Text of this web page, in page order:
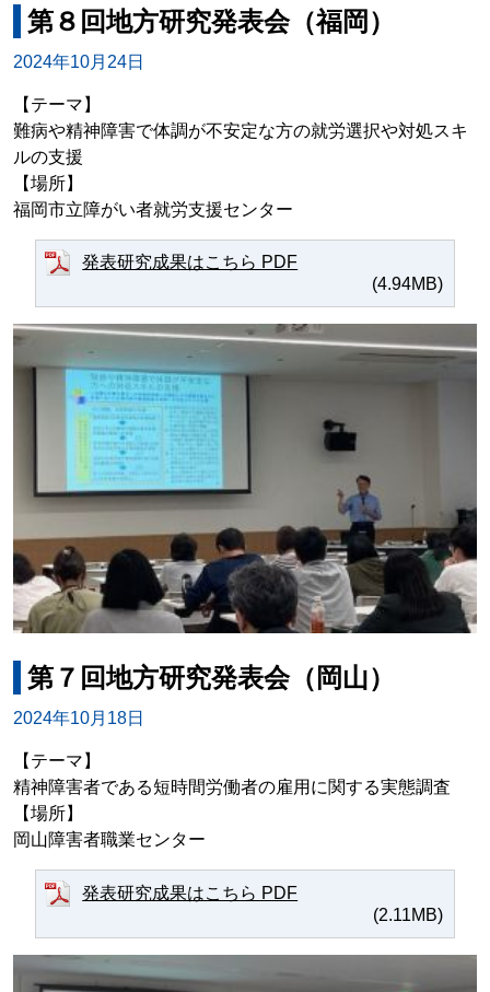
第８回地方研究発表会（福岡）
2024年10月24日
【テーマ】
難病や精神障害で体調が不安定な方の就労選択や対処スキ
ルの支援
【場所】
福岡市立障がい者就労支援センター
発表研究成果はこちら PDF
(4.94MB)
第７回地方研究発表会（岡山）
2024年10月18日
【テーマ】
精神障害者である短時間労働者の雇用に関する実態調査
【場所】
岡山障害者職業センター
発表研究成果はこちら PDF
(2.11MB)